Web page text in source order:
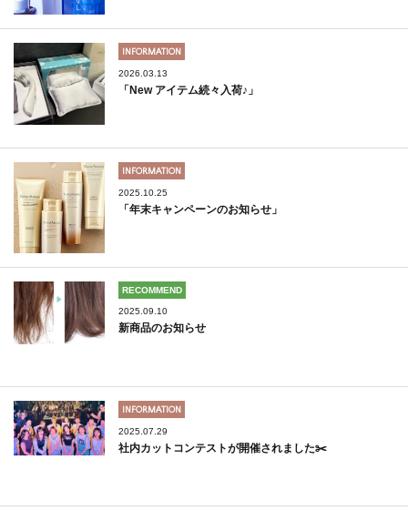
INFORMATION
2026.03.13
「New アイテム続々入荷♪」
INFORMATION
2025.10.25
「年末キャンペーンのお知らせ」
RECOMMEND
2025.09.10
新商品のお知らせ
INFORMATION
2025.07.29
社内カットコンテストが開催されました✂️